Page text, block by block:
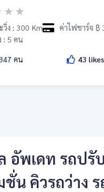
★ ★
วิ่ง : 300 Km
ค่าไฟชาร์จ ฿
: 5 คน
คน 43 likes
อัพเดท รถปรั
ชั่น คิวรถว่าง ร